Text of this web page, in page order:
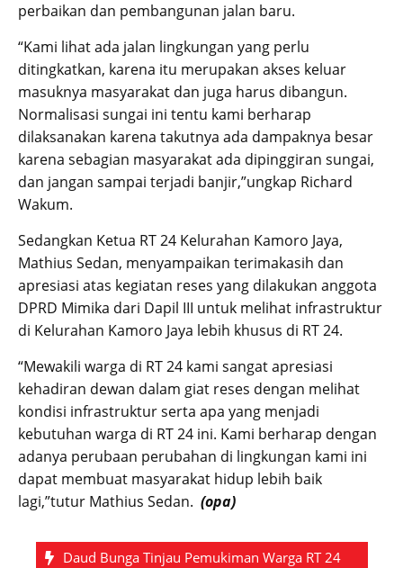
perbaikan dan pembangunan jalan baru.
“Kami lihat ada jalan lingkungan yang perlu
ditingkatkan, karena itu merupakan akses keluar
masuknya masyarakat dan juga harus dibangun.
Normalisasi sungai ini tentu kami berharap
dilaksanakan karena takutnya ada dampaknya besar
karena sebagian masyarakat ada dipinggiran sungai,
dan jangan sampai terjadi banjir,”ungkap Richard
Wakum.
Sedangkan Ketua RT 24 Kelurahan Kamoro Jaya,
Mathius Sedan, menyampaikan terimakasih dan
apresiasi atas kegiatan reses yang dilakukan anggota
DPRD Mimika dari Dapil III untuk melihat infrastruktur
di Kelurahan Kamoro Jaya lebih khusus di RT 24.
“Mewakili warga di RT 24 kami sangat apresiasi
kehadiran dewan dalam giat reses dengan melihat
kondisi infrastruktur serta apa yang menjadi
kebutuhan warga di RT 24 ini. Kami berharap dengan
adanya perubaan perubahan di lingkungan kami ini
dapat membuat masyarakat hidup lebih baik
lagi,”tutur Mathius Sedan. (opa)
Daud Bunga Tinjau Pemukiman Warga RT 24